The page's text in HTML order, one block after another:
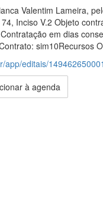
Valentim Lameira,
Inciso V.2 Objeto
em dias
sim10Recursos
app/editais/
à agenda